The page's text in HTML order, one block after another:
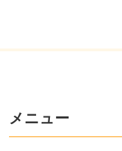
メニュー